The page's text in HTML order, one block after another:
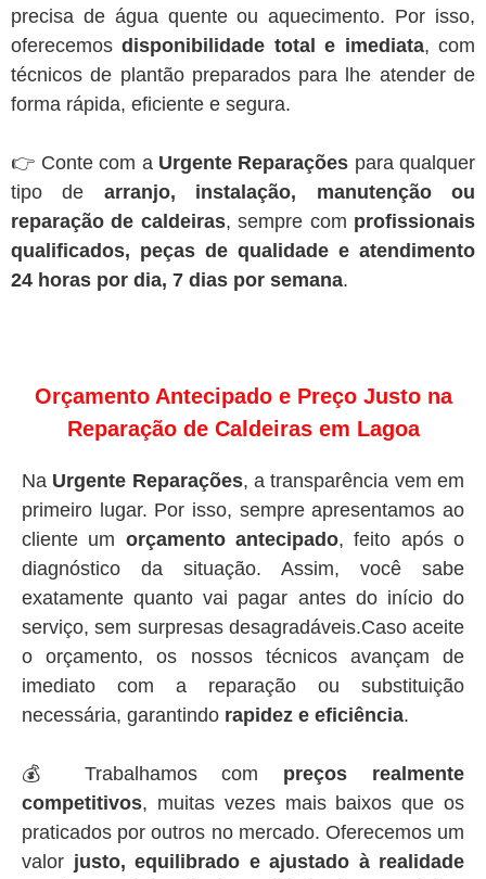
precisa de água quente ou aquecimento. Por isso,
oferecemosdisponibilidade total e imediata, com
técnicos de plantão preparados para lhe atender de
forma rápida, eficiente e segura.
👉 Conte com a Urgente Reparações para qualquer
tipo de arranjo, instalação, manutenção ou
reparação de caldeiras, sempre com profissionais
qualificados, peças de qualidade e atendimento
24 horas por dia, 7 dias por semana.
Orçamento Antecipado e Preço Justo na
Reparação de Caldeiras em Lagoa
Na Urgente Reparações, a transparência vem em
primeiro lugar. Por isso, sempre apresentamos ao
cliente um orçamento antecipado, feito após o
diagnóstico da situação. Assim, você sabe
exatamente quanto vai pagar antes do início do
serviço, sem surpresas desagradáveis.Caso aceite
o orçamento, os nossos técnicos avançam de
imediato com a reparação ou substituição
necessária, garantindo rapidez e eficiência.
💰 Trabalhamos com preços realmente
competitivos, muitas vezes mais baixos que os
praticados por outros no mercado. Oferecemos um
valor justo, equilibrado e ajustado à realidade